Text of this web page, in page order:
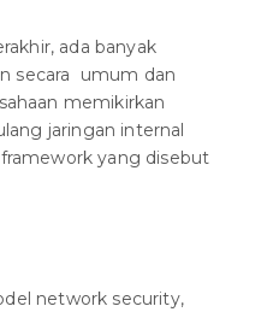
ada banyak
secara umum dan
memikirkan
jaringan internal
yang disebut
network security,